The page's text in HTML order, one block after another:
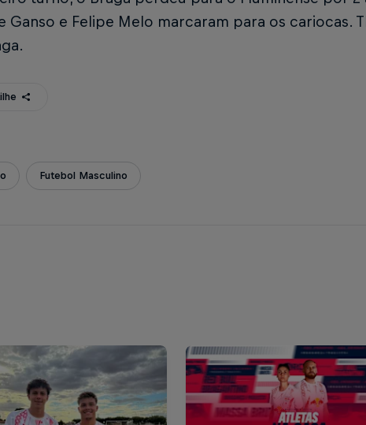
Ganso e Felipe Melo marcaram para os cariocas.
Futebol Masculino